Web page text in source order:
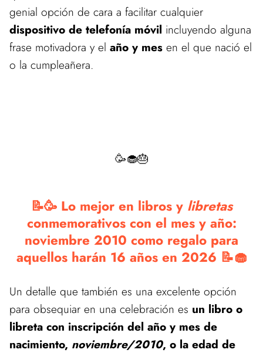
genial opción de cara a facilitar cualquier
dispositivo de telefonía móvil incluyendo alguna
frase motivadora y el año y mes en el que nació el
o la cumpleañera.
🥳🧁🎂
📝🥳 Lo mejor en libros y libretas
conmemorativos con el mes y año:
noviembre 2010 como regalo para
aquellos harán 16 años en 2026 📝🧁
Un detalle que también es una excelente opción
para obsequiar en una celebración es un libro o
libreta con inscripción del año y mes de
nacimiento, noviembre/2010, o la edad de